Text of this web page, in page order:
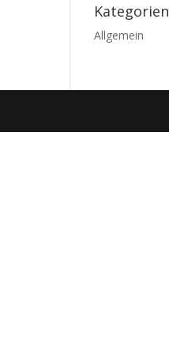
Kategorien
Allgemein